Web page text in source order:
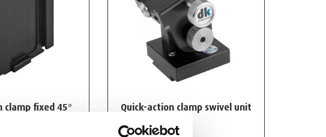
clamp fixed 45°
element
Quick-action clamp swivel unit